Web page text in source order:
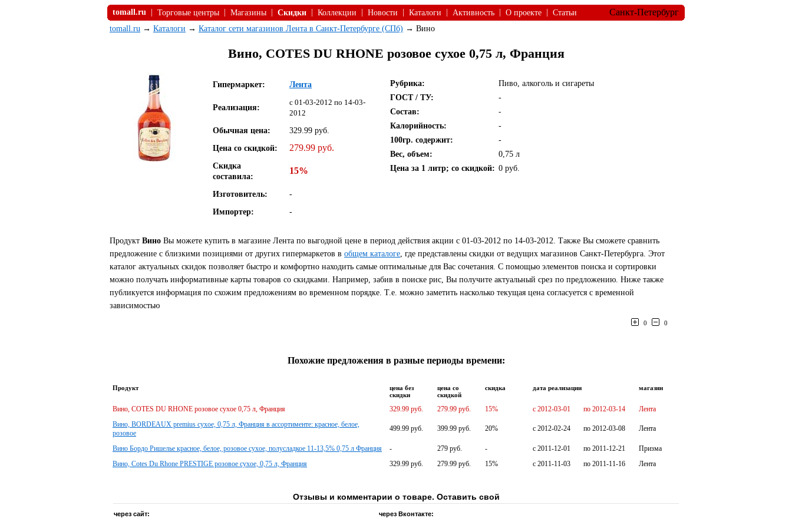
tomall.ru Торговые центры Магазины Скидки Коллекции Новости Каталоги Активность О проекте Статьи Санкт-Петербург
tomall.ru → Каталоги → Каталог сети магазинов Лента в Санкт-Петербурге (СПб) → Вино
Вино, COTES DU RHONE розовое сухое 0,75 л, Франция
Гипермаркет: Лента
Реализация:
c 01-03-2012 по 14-03-
2012
Обычная цена:
329.99 руб.
Цена со скидкой:
279.99 руб.
Скидка
составила:
15%
Изготовитель:
-
Импортер:
-
Рубрика:
Пиво, алкоголь и сигареты
ГОСТ / ТУ:
-
Состав:
-
Калорийность:
-
100гр. содержит:
-
Вес, объем:
0,75 л
Цена за 1 литр; со скидкой: 0 руб.
Продукт Вино Вы можете купить в магазине Лента по выгодной цене в период действия акции с 01-03-2012 по 14-03-2012. Также Вы сможете сравнить
предложение с близкими позициями от других гипермаркетов в общем каталоге, где представлены скидки от ведущих магазинов Санкт-Петербурга. Этот
каталог актуальных скидок позволяет быстро и комфортно находить самые оптимальные для Вас сочетания. С помощью элементов поиска и сортировки
можно получать информативные карты товаров со скидками. Например, забив в поиске рис, Вы получите актуальный срез по предложению. Ниже также
публикуется информация по схожим предложениям во временном порядке. Т.е. можно заметить насколько текущая цена согласуется с временной
зависимостью
0 0
Похожие предложения в разные периоды времени:
Продукт
цена без
скидки
цена со
скидкой
скидка дата реализации магазин
Вино, COTES DU RHONE розовое сухое 0,75 л, Франция 329.99 руб. 279.99 руб. 15% c 2012-03-01 по 2012-03-14
Лента
Вино, BORDEAUX premius сухое, 0,75 л, Франция в ассортименте: красное, белое,
розовое
499.99 руб. 399.99 руб. 20% c 2012-02-24 по 2012-03-08 Лента
Вино Бордо Ришелье красное, белое, розовое сухое, полусладкое 11-13,5% 0,75 л Франция - 279 руб. - c 2011-12-01 по 2011-12-21
Призма
Вино, Cotes Du Rhone PRESTIGE розовое сухое, 0,75 л, Франция
329.99 руб. 279.99 руб. 15% c 2011-11-03 по 2011-11-16 Лента
Отзывы и комментарии о товаре. Оставить свой
через сайт: через Вконтакте: